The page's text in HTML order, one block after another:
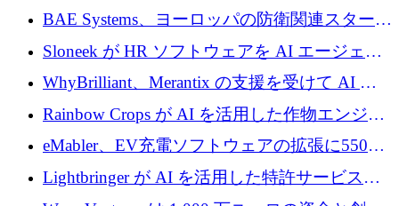
オを拡大するためにシリーズ A で 1,300 万ド
ルを調達
BAE Systems、ヨーロッパの防衛関連スタート
アップの規模拡大を支援するために 5,000 万
ユーロの支援を開始
Sloneek が HR ソフトウェアを AI エージェン
トに変えるために 600 万ドルを調達
WhyBrilliant、Merantix の支援を受けて AI 求
人マッチングを拡大するために 100 万ユーロ
Rainbow Crops が AI を活用した作物エンジニ
アリングを拡張するために 970 万ユーロを調
eMabler、EV充電ソフトウェアの拡張に550万
ユーロを確保
Lightbringer が AI を活用した特許サービスを
拡大するために 1,000 万ドルを調達